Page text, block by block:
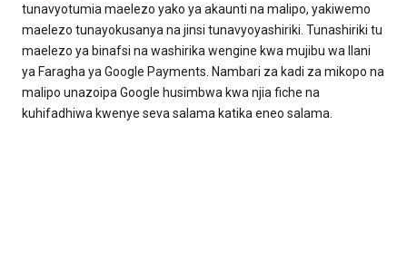
tunavyotumia maelezo yako ya akaunti na malipo, yakiwemo
maelezo tunayokusanya na jinsi tunavyoyashiriki. Tunashiriki tu
maelezo ya binafsi na washirika wengine kwa mujibu wa Ilani
ya Faragha ya Google Payments. Nambari za kadi za mikopo na
malipo unazoipa Google husimbwa kwa njia fiche na
kuhifadhiwa kwenye seva salama katika eneo salama.